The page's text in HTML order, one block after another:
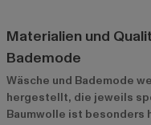
Materialien und
Bademode
Wäsche und Bademode
hergestellt, die jeweils
Baumwolle ist besonders